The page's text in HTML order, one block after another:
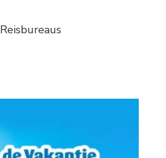
Reisbureaus